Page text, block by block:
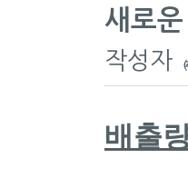
새로
작성자
배출